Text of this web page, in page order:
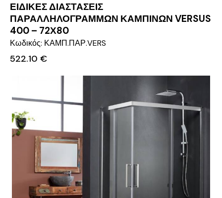
ΕΙΔΙΚΕΣ ΔΙΑΣΤΑΣΕΙΣ
ΠΑΡΑΛΛΗΛΟΓΡΑΜΜΩΝ ΚΑΜΠΙΝΩΝ VERSUS
400 – 72Χ80
Κωδικός: ΚΑΜΠ.ΠΑΡ.VERS
522.10 €